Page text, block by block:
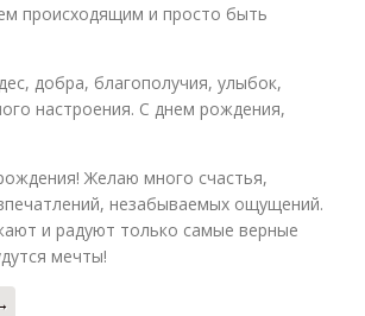
происходящим и просто быть
добра, благополучия, улыбок,
настроения. С днем рождения,
Желаю много счастья,
незабываемых ощущений.
и радуют только самые верные
мечты!